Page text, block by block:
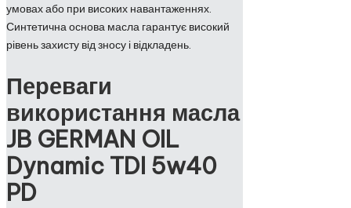
умовах або при високих навантаженнях.
Синтетична основа масла гарантує високий
рівень захисту від зносу і відкладень.
Переваги
використання масла
JB GERMAN OIL
Dynamic TDI 5w40
PD